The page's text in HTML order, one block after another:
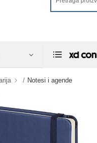
Notesi i agende